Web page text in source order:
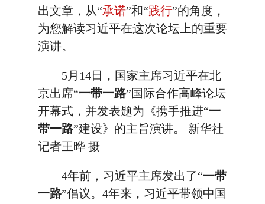
出文章，从“承诺”和“践行”的角度，
为您解读习近平在这次论坛上的重要
演讲。
5月14日，国家主席习近平在北
京出席“一带一路”国际合作高峰论坛
开幕式，并发表题为《携手推进“一
带一路”建设》的主旨演讲。 新华社
记者王晔 摄
4年前，习近平主席发出了“一带
一路”倡议。4年来，习近平带领中国